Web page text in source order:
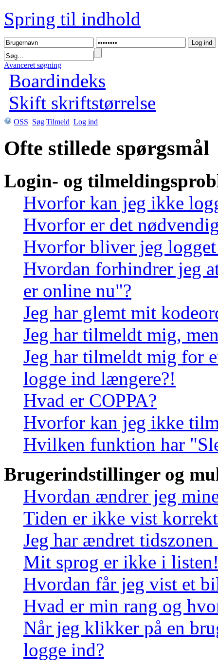
Spring til indhold
Avanceret søgning
Boardindeks
Skift skriftstørrelse
OSS Søg Tilmeld Log ind
Ofte stillede spørgsmål
Login- og
Hvorfor kan jeg ikke
Hvorfor er det
Hvorfor bliver jeg
Hvordan forhindrer jeg
er online nu"?
Jeg har glemt mit
Jeg har tilmeldt mig,
Jeg har tilmeldt mig for
logge ind længere?!
Hvad er COPPA?
Hvorfor kan jeg ikke
Hvilken funktion har
Brugerindstillinger og
Hvordan ændrer jeg
Tiden er ikke vist
Jeg har ændret
Mit sprog er ikke i
Hvordan får jeg vist et
Hvad er min rang og
Når jeg klikker på en
logge ind?